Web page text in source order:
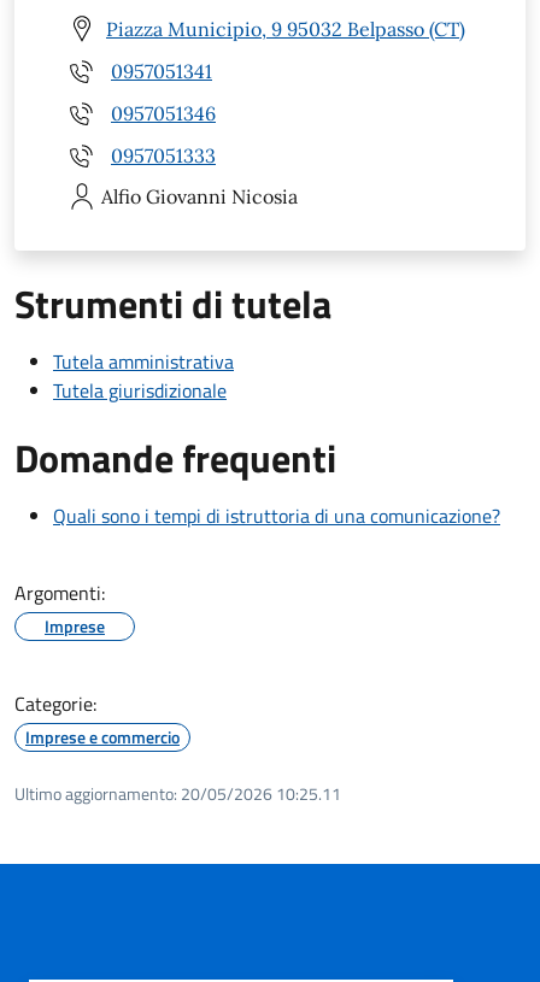
Piazza Municipio, 9 95032 Belpasso (CT)
0957051341
0957051346
0957051333
Alfio Giovanni Nicosia
Strumenti di tutela
Tutela amministrativa
Tutela giurisdizionale
Domande frequenti
Quali sono i tempi di istruttoria di una comunicazione?
Argomenti:
Imprese
Categorie:
Imprese e commercio
Ultimo aggiornamento: 20/05/2026 10:25.11